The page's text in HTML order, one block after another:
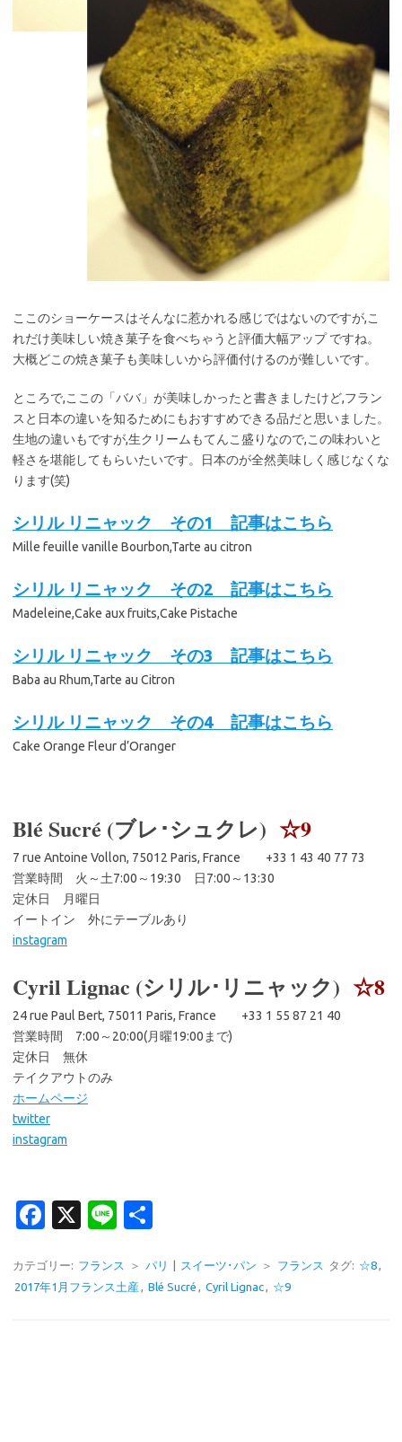
ここのショーケースはそんなに惹かれる感じではないのですが,こ
れだけ美味しい焼き菓子を食べちゃうと評価大幅アップ ですね。
大概どこの焼き菓子も美味しいから評価付けるのが難しいです。
ところで,ここの「ババ」が美味しかったと書きましたけど,フラン
スと日本の違いを知るためにもおすすめできる品だと思いました。
生地の違いもですが,生クリームもてんこ盛りなので,この味わいと
軽さを堪能してもらいたいです。日本のが全然美味しく感じなくな
ります(笑)
シリル リニャック その1 記事はこちら
Mille feuille vanille Bourbon,Tarte au citron
シリル リニャック その2 記事はこちら
Madeleine,Cake aux fruits,Cake Pistache
シリル リニャック その3 記事はこちら
Baba au Rhum,Tarte au Citron
シリル リニャック その4 記事はこちら
Cake Orange Fleur d’Oranger
Blé Sucré (ブレ･シュクレ) ☆9
7 rue Antoine Vollon, 75012 Paris, France +33 1 43 40 77 73
営業時間 火～土7:00～19:30 日7:00～13:30
定休日 月曜日
イートイン 外にテーブルあり
instagram
Cyril Lignac (シリル･リニャック) ☆8
24 rue Paul Bert, 75011 Paris, France +33 1 55 87 21 40
営業時間 7:00～20:00(月曜19:00まで)
定休日 無休
テイクアウトのみ
ホームページ
twitter
instagram
Fa
e
b
X
Li
e
カテゴリー: フランス ＞ パリ | スイーツ･パン ＞ フランス タグ: ☆8,
2017年1月フランス土産, Blé Sucré , Cyril Lignac, ☆9